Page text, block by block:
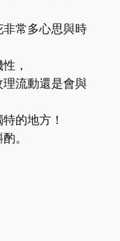
常多心思與時
，
流動還是會與
的地方！
。